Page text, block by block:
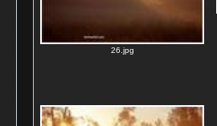
26.jpg